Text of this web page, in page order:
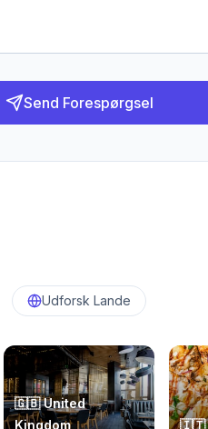
Send Forespørgsel
Udforsk Lande
🇬🇧 United
Kingdom
🇮🇹